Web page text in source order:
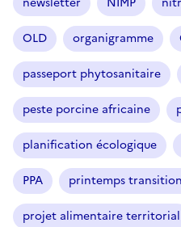
OLD organigramme
passeport phytosanitaire
peste porcine africaine
planification écologique
PPA printemps
projet alimentaire territorial